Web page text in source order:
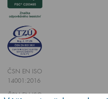
ČSN EN ISO
14001:2016
ČSN EN ISO